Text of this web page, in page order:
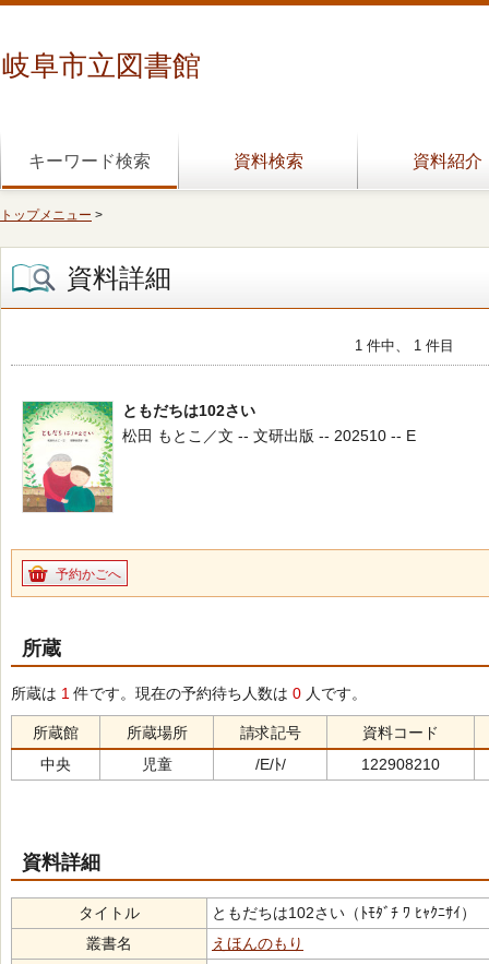
岐阜市立図書館
キーワード検索 資料検索 資料紹介
トップメニュー >
資料詳細
1 件中、 1 件目
ともだちは102さい
松田 もとこ／文 -- 文研出版 -- 202510 -- E
予約かごへ
所蔵
所蔵は 1 件です。現在の予約待ち人数は 0 人です。
所蔵館 所蔵場所 請求記号
資料コード
中央
児童 /E/ﾄ/ 122908210
資料詳細
タイトル
ともだちは102さい（ﾄﾓﾀﾞﾁ ﾜ ﾋｬｸﾆｻｲ）
叢書名
えほんのもり